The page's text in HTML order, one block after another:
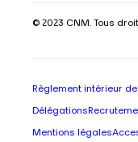
© 2023 CNM. Tous
Règlement intérieur
Délégations
Mentions légales